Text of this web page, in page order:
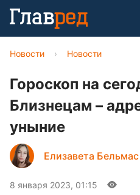
Новости › Новости
Гороскоп на
Близнецам –
уныние
Елизавета Бельмас
8 января 2023, 01:15